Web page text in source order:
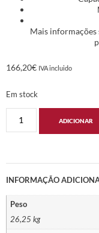
Mais
166,20€ IVA incluido
Em stock
ADICIONAR
INFORMAÇÃO
Peso
26,25 kg